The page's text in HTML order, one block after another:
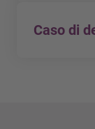
Max. 24
Max.
Caso di